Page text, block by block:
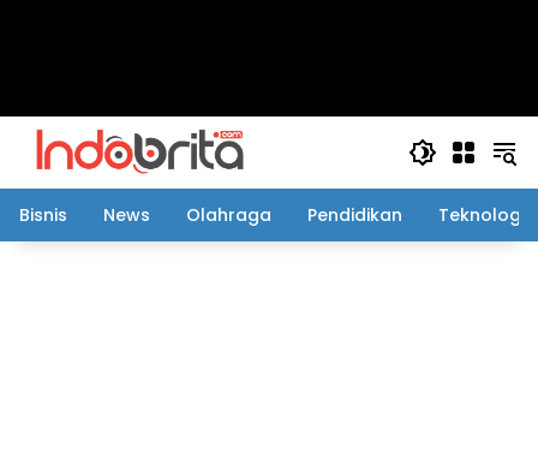
Bisnis News Olahraga Pendidikan Teknologi